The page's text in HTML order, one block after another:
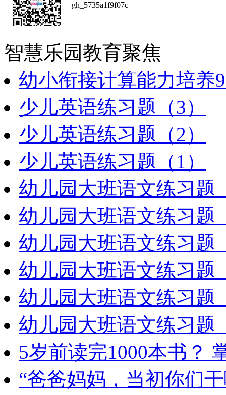
gh_5735a1f9f07c
智慧乐园教育聚焦
幼小衔接计算能力培养
少儿英语练习题（3）
少儿英语练习题（2）
少儿英语练习题（1）
幼儿园大班语文练习题
幼儿园大班语文练习题
幼儿园大班语文练习题
幼儿园大班语文练习题
幼儿园大班语文练习题
幼儿园大班语文练习题
5岁前读完1000本书？
“爸爸妈妈，当初你们